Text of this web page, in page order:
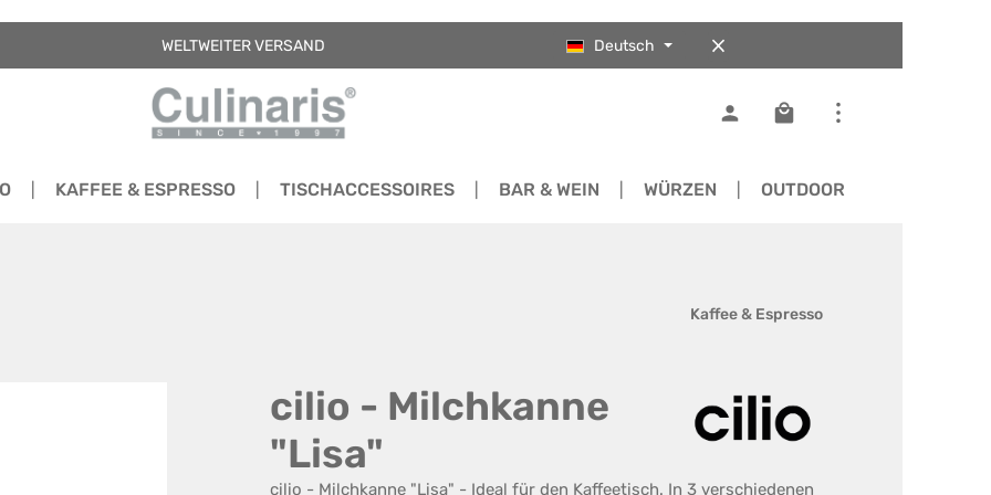
WELTWEITER VERSAND Deutsch
Warenkorb enthält 0
KAFFEE & ESPRESSO TISCHACCESSOIRES BAR & WEIN WÜRZEN OUTDOOR
Kaffee & Espresso
cilio - Milchkanne
"Lisa"
cilio - Milchkanne "Lisa" - Ideal für den Kaffeetisch. In 3 verschiedenen